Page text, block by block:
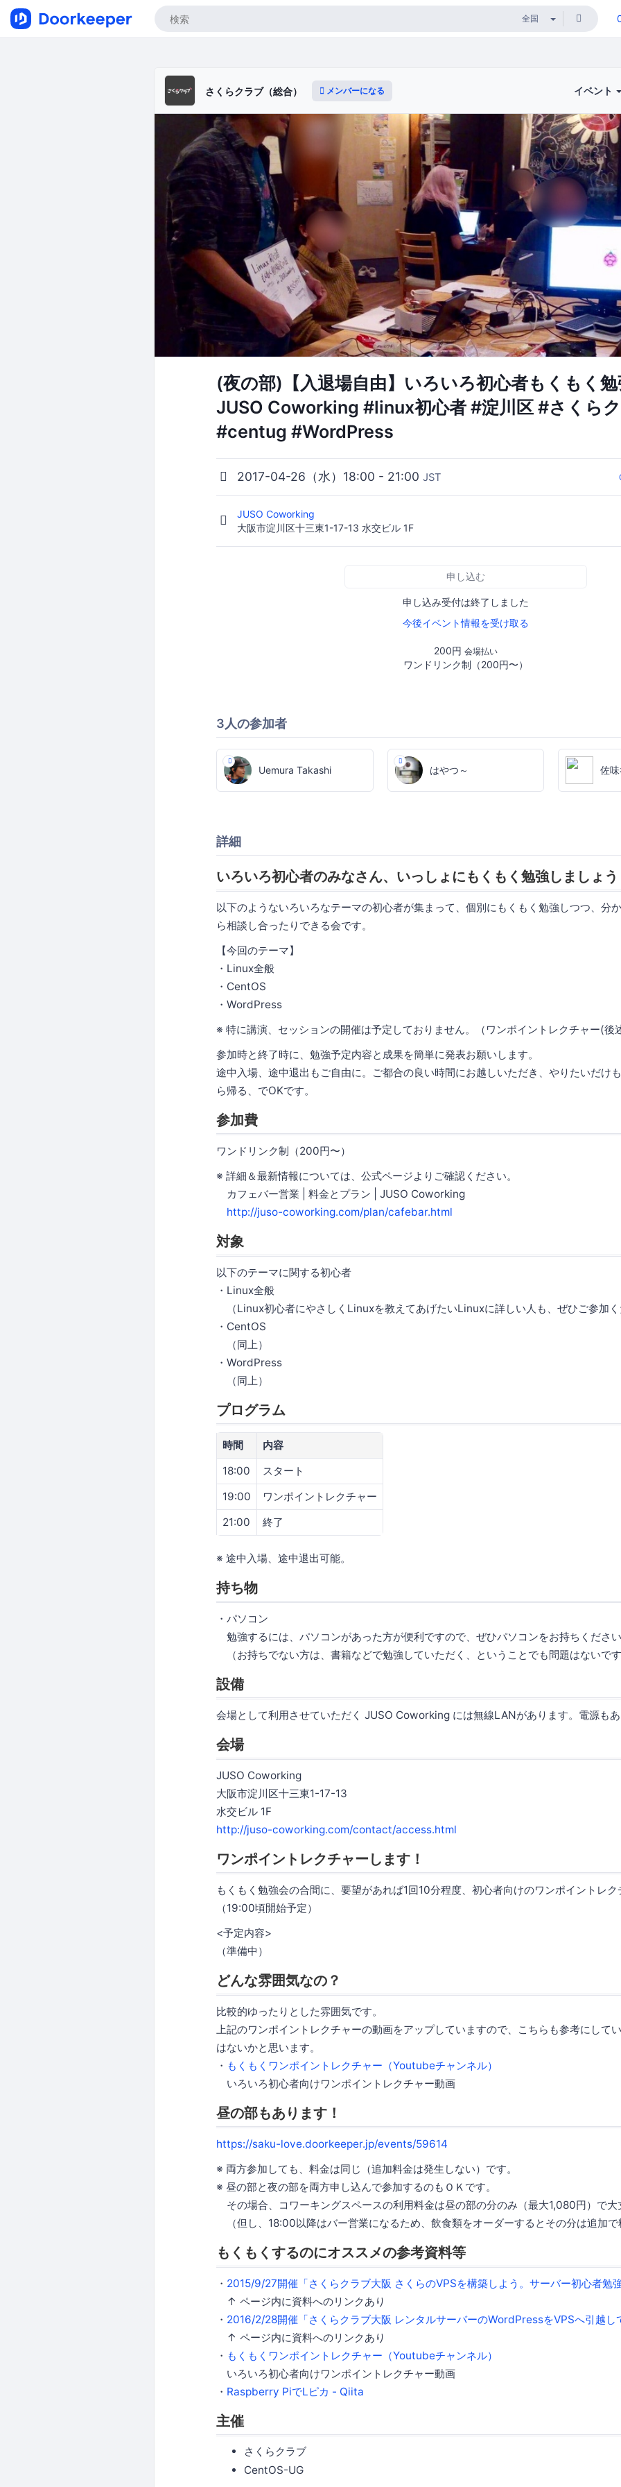
さくらクラブ（総合） メンバーになる イベント
(夜の部)【入退場自由】いろいろ初心者もくもく
JUSO Coworking #linux初心者 #淀川区 #さくら
#centug #WordPress
2017-04-26（水）18:00 - 21:00 JST
JUSO Coworking
大阪市淀川区十三東1-17-13 水交ビル 1F
申し込む
申し込み受付は終了しました
今後イベント情報を受け取る
200円 会場払い
ワンドリンク制（200円〜）
3人の参加者
Uemura Takashi はやつ～ 佐
詳細
いろいろ初心者のみなさん、いっしょにもくもく勉強しましょう
以下のようないろいろなテーマの初心者が集まって、個別にもくもく勉強しつつ、分
ら相談し合ったりできる会です。
【今回のテーマ】
・Linux全般
・CentOS
・WordPress
※ 特に講演、セッションの開催は予定しておりません。（ワンポイントレクチャー(後
参加時と終了時に、勉強予定内容と成果を簡単に発表お願いします。
途中入場、途中退出もご自由に。ご都合の良い時間にお越しいただき、やりたいだけ
ら帰る、でOKです。
参加費
ワンドリンク制（200円〜）
※ 詳細＆最新情報については、公式ページよりご確認ください。
カフェバー営業 | 料金とプラン | JUSO Coworking
http://juso-coworking.com/plan/cafebar.html
対象
以下のテーマに関する初心者
・Linux全般
（Linux初心者にやさしくLinuxを教えてあげたいLinuxに詳しい人も、ぜひご参加く
・CentOS
（同上）
・WordPress
（同上）
プログラム
時間
内容
18:00
スタート
19:00
ワンポイントレクチャー
21:00
終了
※ 途中入場、途中退出可能。
持ち物
・パソコン
勉強するには、パソコンがあった方が便利ですので、ぜひパソコンをお持ちください
（お持ちでない方は、書籍などで勉強していただく、ということでも問題はないです
設備
会場として利用させていただく JUSO Coworking には無線LANがあります。電源もあ
会場
JUSO Coworking
大阪市淀川区十三東1-17-13
水交ビル 1F
http://juso-coworking.com/contact/access.html
ワンポイントレクチャーします！
もくもく勉強会の合間に、要望があれば1回10分程度、初心者向けのワンポイントレク
（19:00頃開始予定）
<予定内容>
（準備中）
どんな雰囲気なの？
比較的ゆったりとした雰囲気です。
上記のワンポイントレクチャーの動画をアップしていますので、こちらも参考にして
はないかと思います。
・ もくもくワンポイントレクチャー（Youtubeチャンネル）
いろいろ初心者向けワンポイントレクチャー動画
昼の部もあります！
https://saku-love.doorkeeper.jp/events/59614
※ 両方参加しても、料金は同じ（追加料金は発生しない）です。
※ 昼の部と夜の部を両方申し込んで参加するのもＯＫです。
その場合、コワーキングスペースの利用料金は昼の部の分のみ（最大1,080円）で大
（但し、18:00以降はバー営業になるため、飲食類をオーダーするとその分は追加で
もくもくするのにオススメの参考資料等
・ 2015/9/27開催「さくらクラブ大阪 さくらのVPSを構築しよう。サーバー初心者勉強
↑ ページ内に資料へのリンクあり
・ 2016/2/28開催「さくらクラブ大阪 レンタルサーバーのWordPressをVPSへ引越し
↑ ページ内に資料へのリンクあり
・ もくもくワンポイントレクチャー（Youtubeチャンネル）
いろいろ初心者向けワンポイントレクチャー動画
・ Raspberry PiでLピカ - Qiita
主催
さくらクラブ
CentOS-UG